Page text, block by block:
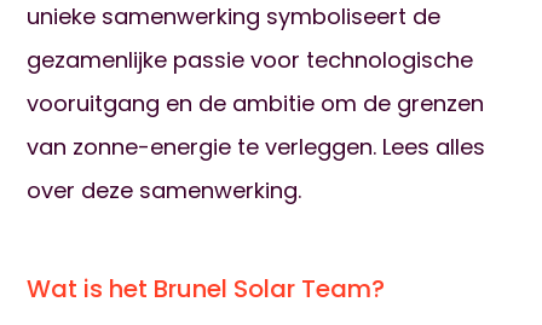
unieke samenwerking symboliseert de
gezamenlijke passie voor technologische
vooruitgang en de ambitie om de grenzen
van zonne-energie te verleggen. Lees alles
over deze samenwerking.
Wat is het Brunel Solar Team?